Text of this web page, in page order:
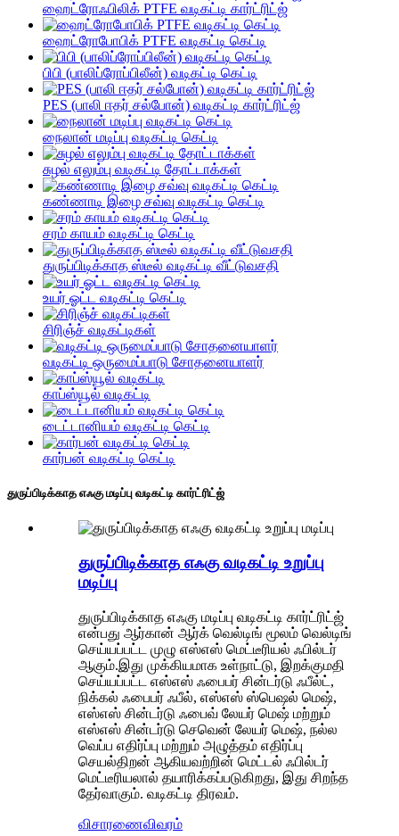
ஹைட்ரோஃபிலிக் PTFE வடிகட்டி கார்ட்ரிட்ஜ்
ஹைட்ரோபோபிக் PTFE வடிகட்டி கெட்டி
பிபி (பாலிப்ரோப்பிலீன்) வடிகட்டி கெட்டி
PES (பாலி ஈதர் சல்போன்) வடிகட்டி கார்ட்ரிட்ஜ்
நைலான் மடிப்பு வடிகட்டி கெட்டி
சுழல் எலும்பு வடிகட்டி தோட்டாக்கள்
கண்ணாடி இழை சவ்வு வடிகட்டி கெட்டி
சரம் காயம் வடிகட்டி கெட்டி
துருப்பிடிக்காத ஸ்டீல் வடிகட்டி வீட்டுவசதி
உயர் ஓட்ட வடிகட்டி கெட்டி
சிரிஞ்ச் வடிகட்டிகள்
வடிகட்டி ஒருமைப்பாடு சோதனையாளர்
காப்ஸ்யூல் வடிகட்டி
டைட்டானியம் வடிகட்டி கெட்டி
கார்பன் வடிகட்டி கெட்டி
துருப்பிடிக்காத எஃகு மடிப்பு வடிகட்டி கார்ட்ரிட்ஜ்
துருப்பிடிக்காத எஃகு வடிகட்டி உறுப்பு
மடிப்பு
துருப்பிடிக்காத எஃகு மடிப்பு வடிகட்டி கார்ட்ரிட்ஜ்
என்பது ஆர்கான் ஆர்க் வெல்டிங் மூலம் வெல்டிங்
செய்யப்பட்ட முழு எஸ்எஸ் மெட்டீரியல் ஃபில்டர்
ஆகும்.இது முக்கியமாக உள்நாட்டு, இறக்குமதி
செய்யப்பட்ட எஸ்எஸ் ஃபைபர் சின்டர்டு ஃபீல்ட்,
நிக்கல் ஃபைபர் ஃபீல், எஸ்எஸ் ஸ்பெஷல் மெஷ்,
எஸ்எஸ் சின்டர்டு ஃபைவ் லேயர் மெஷ் மற்றும்
எஸ்எஸ் சின்டர்டு செவென் லேயர் மெஷ், நல்ல
வெப்ப எதிர்ப்பு மற்றும் அழுத்தம் எதிர்ப்பு
செயல்திறன் ஆகியவற்றின் மெட்டல் ஃபில்டர்
மெட்டீரியலால் தயாரிக்கப்படுகிறது, இது சிறந்த
தேர்வாகும். வடிகட்டி திரவம்.
விசாரணைவிவரம்